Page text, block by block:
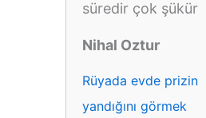
süredir çok şükür
Nihal Oztur
Rüyada evde prizin
yandığını görmek